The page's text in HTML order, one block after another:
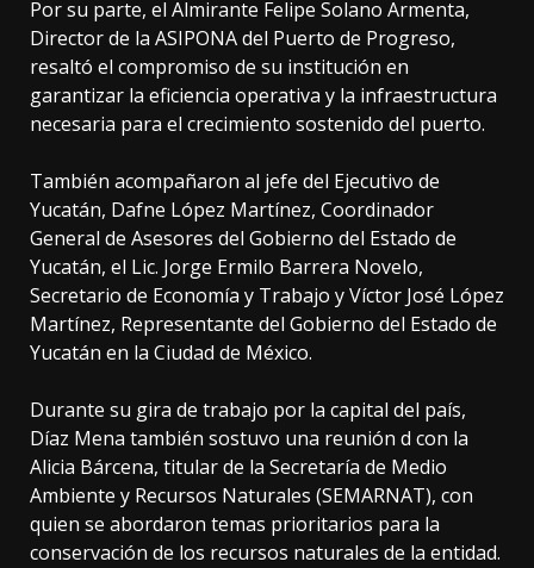
Por su parte, el Almirante Felipe Solano Armenta,
Director de la ASIPONA del Puerto de Progreso,
resaltó el compromiso de su institución en
garantizar la eficiencia operativa y la infraestructura
necesaria para el crecimiento sostenido del puerto.
También acompañaron al jefe del Ejecutivo de
Yucatán, Dafne López Martínez, Coordinador
General de Asesores del Gobierno del Estado de
Yucatán, el Lic. Jorge Ermilo Barrera Novelo,
Secretario de Economía y Trabajo y Víctor José López
Martínez, Representante del Gobierno del Estado de
Yucatán en la Ciudad de México.
Durante su gira de trabajo por la capital del país,
Díaz Mena también sostuvo una reunión d con la
Alicia Bárcena, titular de la Secretaría de Medio
Ambiente y Recursos Naturales (SEMARNAT), con
quien se abordaron temas prioritarios para la
conservación de los recursos naturales de la entidad.